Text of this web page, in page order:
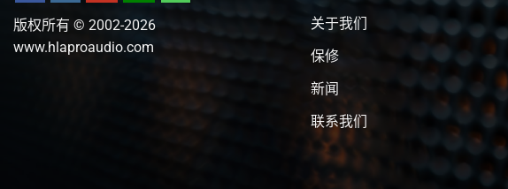
版权所有 © 2002-2026
www.hlaproaudio.com
关于我们
保修
新闻
联系我们